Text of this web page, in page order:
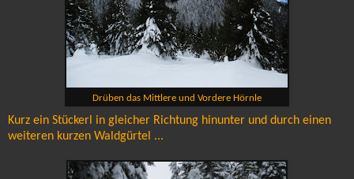
Drüben das Mittlere und Vordere Hörnle
Kurz ein Stückerl in gleicher Richtung hinunter und durch einen
weiteren kurzen Waldgürtel ...